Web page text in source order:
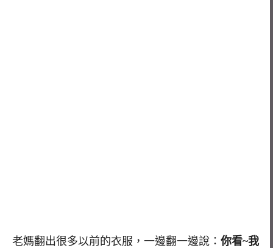
老媽翻出很多以前的衣服，一邊翻一邊說： 你看~我